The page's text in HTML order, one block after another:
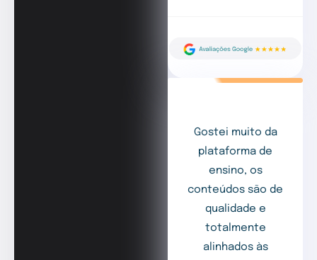
Gostei muito da
plataforma de
ensino, os
conteúdos são de
qualidade e
totalmente
alinhados às